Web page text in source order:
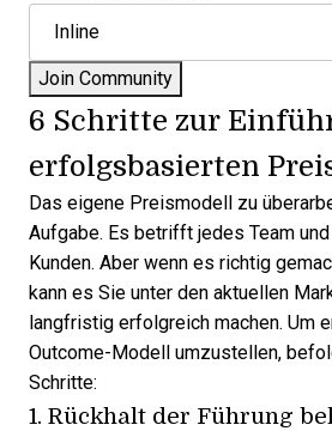
6 Schritte zur
erfolgsbasierten
Das eigene Preismodell zu
Aufgabe. Es betrifft jedes Team und
Kunden. Aber wenn es richtig
kann es Sie unter den aktuellen
langfristig erfolgreich machen. Um
Outcome-Modell umzustellen,
Schritte:
1. Rückhalt der Führung